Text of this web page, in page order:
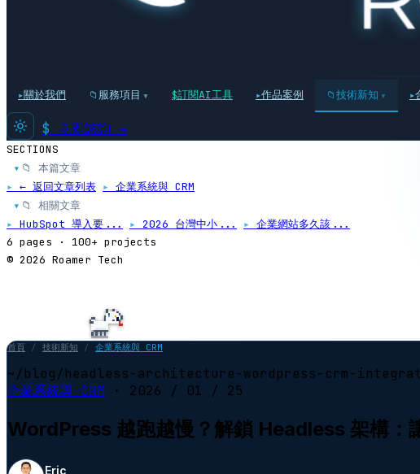
▸關於我們 📁 服務項目 ▾ $訂閱AI工具 ▸作品案例 📁技術新知 ▾ ▸
$ 立即諮詢 →
SECTIONS
▸📁 本篇文章
▸ ← 返回文章列表 ▸ 企業系統與 CRM
▸📁 相關文章
▸ HubSpot 導入要... ▸ 2026 台灣中小... ▸ 企業網站多久該...
6 pages · 100+ projects
© 2026 Roamer Tech
首頁 / 技術新知 / 企業系統與 CRM
~/blog/headless-architecture-wordpress-crm-
企業系統與 CRM · 2026 / 01 / 25
WordPress 越跑越慢？解鎖 Headless 架構：
Eric